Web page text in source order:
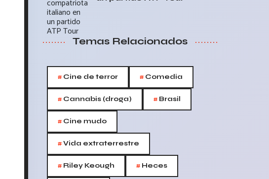
Temas Relacionados
# Cine de terror # Comedia
# Cannabis (droga) # Brasil
# Cine mudo
#Vida extraterrestre
# Riley Keough # Heces